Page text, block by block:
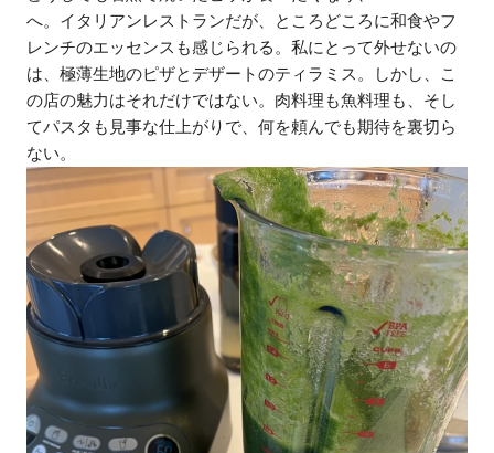
へ。イタリアンレストランだが、ところどころに和食やフ
レンチのエッセンスも感じられる。私にとって外せないの
は、極薄生地のピザとデザートのティラミス。しかし、こ
の店の魅力はそれだけではない。肉料理も魚料理も、そし
てパスタも見事な仕上がりで、何を頼んでも期待を裏切ら
ない。